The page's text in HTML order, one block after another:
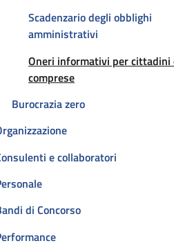
Scadenzario degli obblighi
amministrativi
Oneri informativi per cittadini
comprese
Burocrazia zero
e collaboratori
di Concorso